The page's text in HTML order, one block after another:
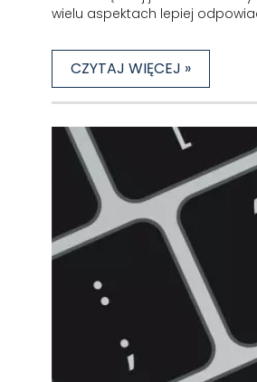
wielu aspektach lepiej
CZYTAJ WIĘCEJ »